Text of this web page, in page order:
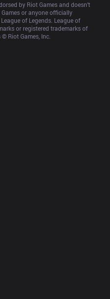
by Riot Games and doesn’t
or anyone officially
of Legends. League of
or registered trademarks of
Riot Games, Inc.